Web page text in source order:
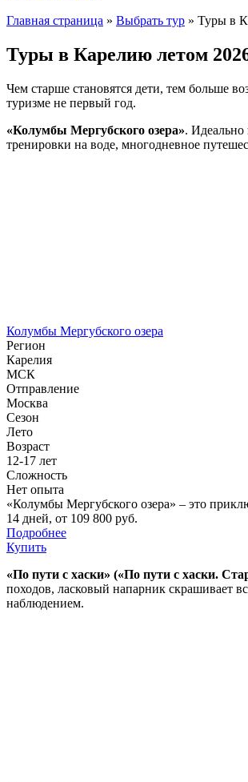
Главная страница » Выбрать тур » Туры в
Туры в Карелию летом
Чем старше становятся дети, тем больше
туризме не первый год.
«Колумбы Мергубского озера». Идеально
тренировки на воде, многодневное
Колумбы Мергубского озера
Регион
Карелия
МСК
Отправление
Москва
Сезон
Лето
Возраст
12-17 лет
Сложность
Нет опыта
«Колумбы Мергубского озера» – это
14 дней, от 109 800 руб.
Подробнее
Купить
«По пути с хаски» («По пути с хаски.
походов, ласковый напарник скрашивает
наблюдением.